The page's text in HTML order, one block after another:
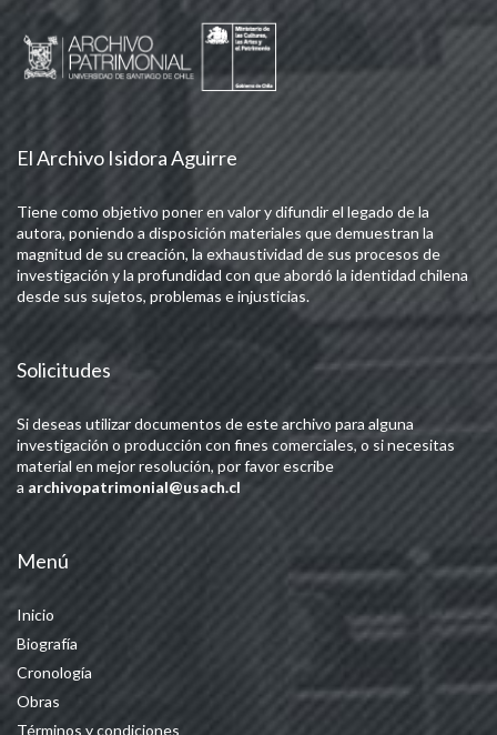
El Archivo Isidora Aguirre
Tiene como objetivo poner en valor y difundir el legado de la
autora, poniendo a disposición materiales que demuestran la
magnitud de su creación, la exhaustividad de sus procesos de
investigación y la profundidad con que abordó la identidad chilena
desde sus sujetos, problemas e injusticias.
Solicitudes
Si deseas utilizar documentos de este archivo para alguna
investigación o producción con fines comerciales, o si necesitas
material en mejor resolución, por favor escribe
a archivopatrimonial@usach.cl
Menú
Inicio
Biografía
Cronología
Obras
Términos y condiciones